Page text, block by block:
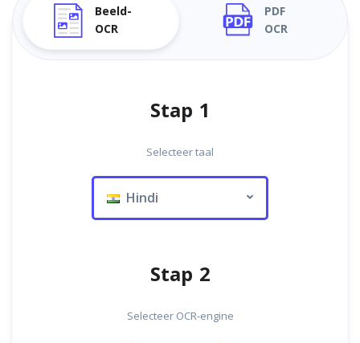
Beeld-
OCR
PDF
OCR
Stap 1
Selecteer taal
Hindi
Stap 2
Selecteer OCR-engine